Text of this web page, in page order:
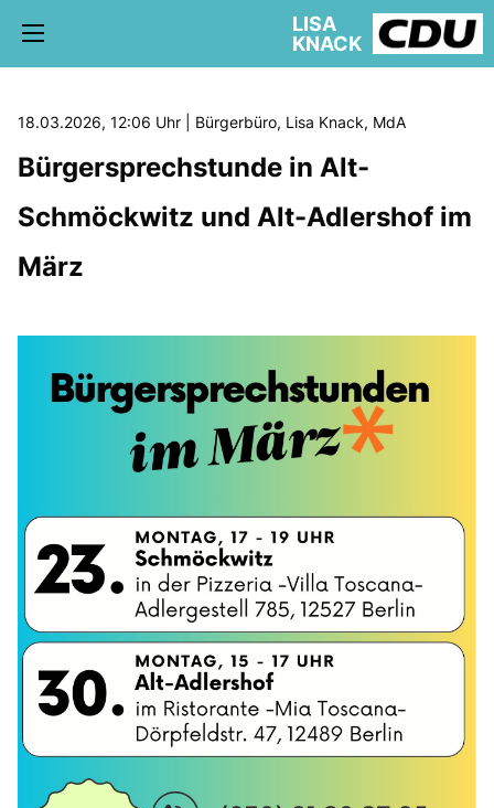
5. WAHLKREIS TREPTOW-KÖPENICK
AKTUELLE KIEZ NEWS
schriftliche Anfragen
AUSSCHÜSSE
LISA
KNACK
18.03.2026, 12:06 Uhr | Bürgerbüro, Lisa Knack, MdA
Bürgersprechstunde in Alt-
Schmöckwitz und Alt-Adlershof im
März